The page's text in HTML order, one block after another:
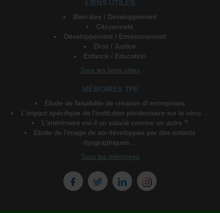
LIENS UTILES
Bien-être / Développement
Citoyenneté
Développement / Environnement
Droit / Justice
Enfance / Education
Tous les liens utiles
MÉMOIRES TFE
Étude de faisabilite de creation d\'entreprises
L'impact spécifique de l'institution pénitentiaire sur le vécu ...
L'intérimaire est-il un salarié comme un autre ?
Etude de l'image de soi développée par des enfants
dysgraphiques ...
Tous les mémoires